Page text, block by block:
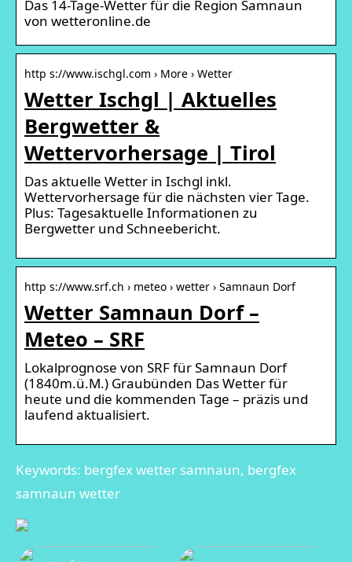
Das 14-Tage-Wetter für die Region Samnaun
von wetteronline.de
http s://www.ischgl.com › More › Wetter
Wetter Ischgl | Aktuelles
Bergwetter &
Wettervorhersage | Tirol
Das aktuelle Wetter in Ischgl inkl.
Wettervorhersage für die nächsten vier Tage.
Plus: Tagesaktuelle Informationen zu
Bergwetter und Schneebericht.
http s://www.srf.ch › meteo › wetter › Samnaun Dorf
Wetter Samnaun Dorf –
Meteo – SRF
Lokalprognose von SRF für Samnaun Dorf
(1840m.ü.M.) Graubünden Das Wetter für
heute und die kommenden Tage – präzis und
laufend aktualisiert.
Keywords: bergfex wetter samnaun, bergfex
samnaun wetter